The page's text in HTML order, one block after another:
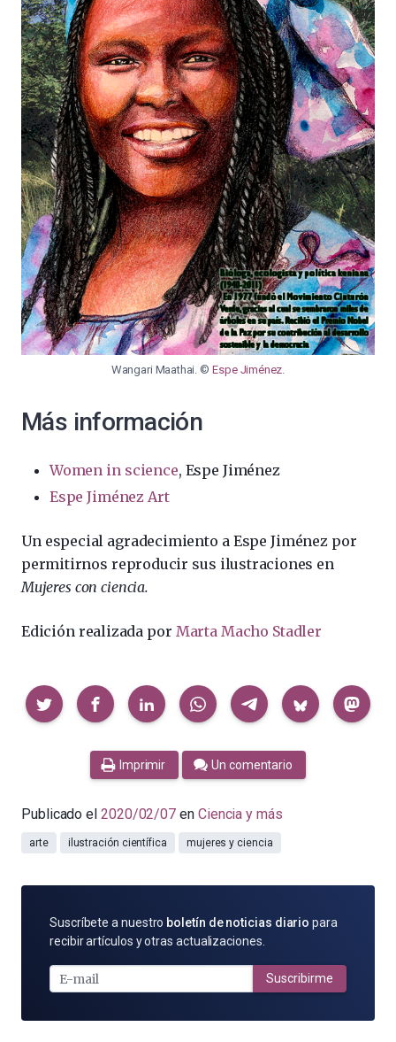
Wangari Maathai. ©Espe Jiménez.
Más información
Women in science, Espe Jiménez
Espe Jiménez Art
Un especial agradecimiento a Espe Jiménez por
permitirnos reproducir sus ilustraciones en
Mujeres con ciencia.
Edición realizada por Marta Macho Stadler
Compartir
Imprimir Un comentario
Publicado el 2020/02/07 en Ciencia y más
arte ilustración científica mujeres y ciencia
SUSCRÍBETE
POR
MAIL
Suscríbete a nuestro boletín de noticias diario para
recibir artículos y otras actualizaciones.
Suscribirme